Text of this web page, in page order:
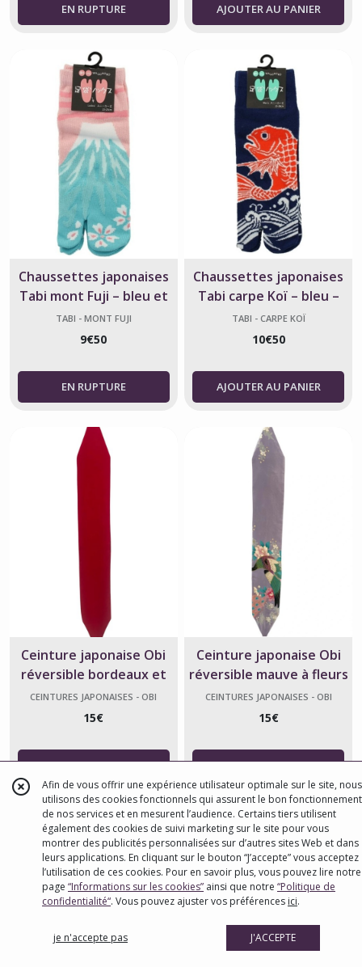
AJOUTER AU PANIER
Chaussettes japonaises
Tabi mont Fuji – bleu et
rose – fabriqué au Japon
TABI - MONT FUJI
9€50
Chaussettes japonaises
Tabi carpe Koï – bleu –
taille 39-44
TABI - CARPE KOÏ
10€50
AJOUTER AU PANIER
Ceinture japonaise Obi
réversible bordeaux et
noir
CEINTURES JAPONAISES - OBI
15€
Ceinture japonaise Obi
réversible mauve à fleurs
et paon
CEINTURES JAPONAISES - OBI
15€
Afin de vous offrir une expérience utilisateur optimale sur le site, nous
utilisons des cookies fonctionnels qui assurent le bon fonctionnement
de nos services et en mesurent l’audience. Certains tiers utilisent
également des cookies de suivi marketing sur le site pour vous
montrer des publicités personnalisées sur d’autres sites Web et dans
leurs applications. En cliquant sur le bouton “J’accepte” vous acceptez
l’utilisation de ces cookies. Pour en savoir plus, vous pouvez lire notre
page “Informations sur les cookies” ainsi que notre “Politique de
confidentialité“. Vous pouvez ajuster vos préférences ici.
je n'accepte pas J'ACCEPTE